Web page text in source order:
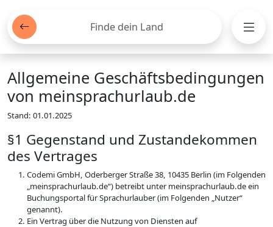
Finde dein Land
Allgemeine Geschäftsbedingungen
von meinsprachurlaub.de
Stand: 01.01.2025
§1 Gegenstand und Zustandekommen
des Vertrages
Codemi GmbH, Oderberger Straße 38, 10435 Berlin (im Folgenden
„meinsprachurlaub.de“) betreibt unter meinsprachurlaub.de ein
Buchungsportal für Sprachurlauber (im Folgenden „Nutzer“
genannt).
Ein Vertrag über die Nutzung von Diensten auf